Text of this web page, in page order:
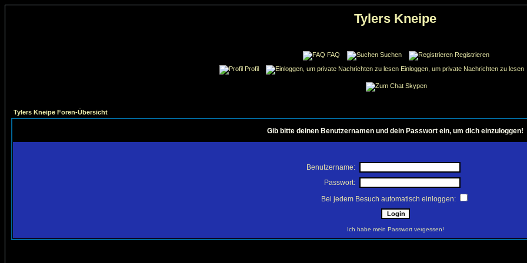
Tylers Kneipe
FAQ Suchen
Registrieren
Profil
Einloggen, um private Nachrichten zu lesen
Skypen
Tylers Kneipe Foren-Übersicht
Gib bitte deinen Benutzernamen und dein Passwort ein, um dich einzuloggen!
Benutzername:
Passwort:
Bei jedem Besuch automatisch einloggen:
Ich habe mein Passwort vergessen!